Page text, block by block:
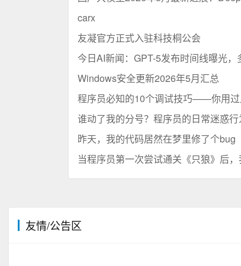
carx
友凝官方正式入驻科技桐公会
今日AI新闻：GPT-5发布时间线曝光
Windows安全更新2026年5月汇总
程序员必知的10个调试技巧——你用过
谁动了我的分号？程序员的日常迷惑行
昨天，我的代码居然在梦里修了个bug
当程序员第一次尝试通关《只狼》后
友情/公告区